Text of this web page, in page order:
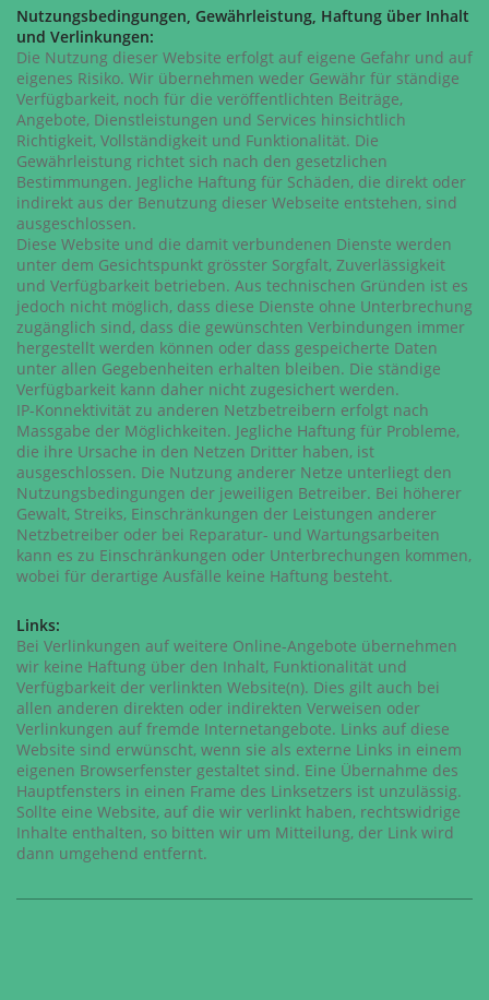
Nutzungsbedingungen, Gewährleistung, Haftung über Inhalt
und Verlinkungen:
Die Nutzung dieser Website erfolgt auf eigene Gefahr und auf
eigenes Risiko. Wir übernehmen weder Gewähr für ständige
Verfügbarkeit, noch für die veröffentlichten Beiträge,
Angebote, Dienstleistungen und Services hinsichtlich
Richtigkeit, Vollständigkeit und Funktionalität. Die
Gewährleistung richtet sich nach den gesetzlichen
Bestimmungen. Jegliche Haftung für Schäden, die direkt oder
indirekt aus der Benutzung dieser Webseite entstehen, sind
ausgeschlossen.
Diese Website und die damit verbundenen Dienste werden
unter dem Gesichtspunkt grösster Sorgfalt, Zuverlässigkeit
und Verfügbarkeit betrieben. Aus technischen Gründen ist es
jedoch nicht möglich, dass diese Dienste ohne Unterbrechung
zugänglich sind, dass die gewünschten Verbindungen immer
hergestellt werden können oder dass gespeicherte Daten
unter allen Gegebenheiten erhalten bleiben. Die ständige
Verfügbarkeit kann daher nicht zugesichert werden.
IP-Konnektivität zu anderen Netzbetreibern erfolgt nach
Massgabe der Möglichkeiten. Jegliche Haftung für Probleme,
die ihre Ursache in den Netzen Dritter haben, ist
ausgeschlossen. Die Nutzung anderer Netze unterliegt den
Nutzungsbedingungen der jeweiligen Betreiber. Bei höherer
Gewalt, Streiks, Einschränkungen der Leistungen anderer
Netzbetreiber oder bei Reparatur- und Wartungsarbeiten
kann es zu Einschränkungen oder Unterbrechungen kommen,
wobei für derartige Ausfälle keine Haftung besteht.
Links:
Bei Verlinkungen auf weitere Online-Angebote übernehmen
wir keine Haftung über den Inhalt, Funktionalität und
Verfügbarkeit der verlinkten Website(n). Dies gilt auch bei
allen anderen direkten oder indirekten Verweisen oder
Verlinkungen auf fremde Internetangebote. Links auf diese
Website sind erwünscht, wenn sie als externe Links in einem
eigenen Browserfenster gestaltet sind. Eine Übernahme des
Hauptfensters in einen Frame des Linksetzers ist unzulässig.
Sollte eine Website, auf die wir verlinkt haben, rechtswidrige
Inhalte enthalten, so bitten wir um Mitteilung, der Link wird
dann umgehend entfernt.